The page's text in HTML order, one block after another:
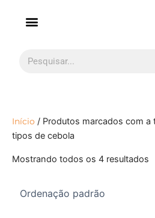
Início / Produtos marcados com a
tipos de cebola
Mostrando todos os 4 resultados